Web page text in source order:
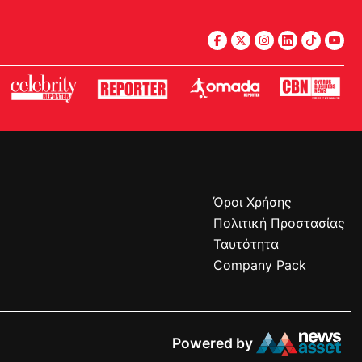
Όροι Χρήσης
Πολιτική Προστασίας
Ταυτότητα
Company Pack
Powered by